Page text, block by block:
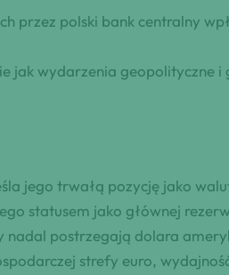
przez polski bank centralny
jak wydarzenia geopolityczne
jego trwałą pozycję jako
statusem jako głównej
postrzegają dolara
strefy euro,